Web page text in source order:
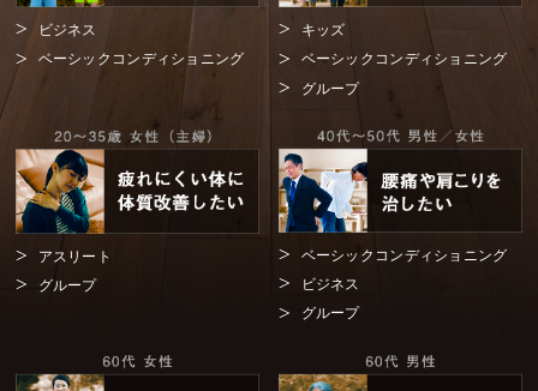
ビジネス
ベーシックコンディショニング
キッズ
ベーシックコンディショニング
グループ
アスリート
グループ
ベーシックコンディショニング
ビジネス
グループ